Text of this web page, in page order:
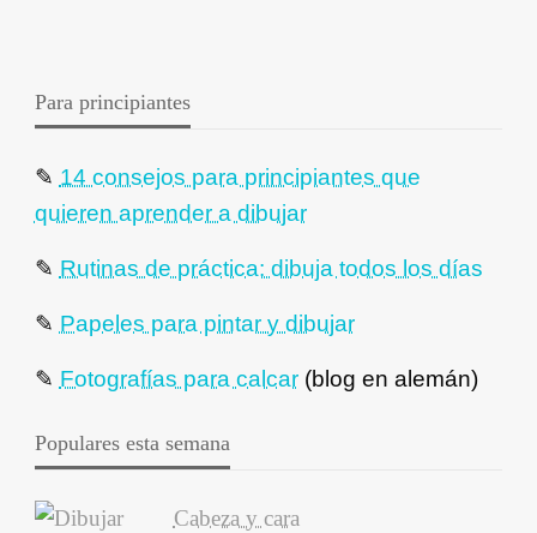
Para principiantes
✎ 14 consejos para principiantes que
quieren aprender a dibujar
✎ Rutinas de práctica: dibuja todos los días
✎ Papeles para pintar y dibujar
✎ Fotografías para calcar(blog en alemán)
Populares esta semana
Cabeza y cara